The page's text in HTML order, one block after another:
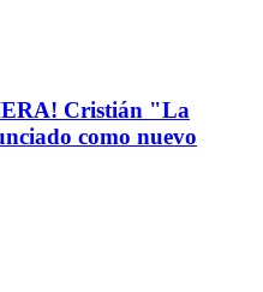
Cristián "La
como nuevo